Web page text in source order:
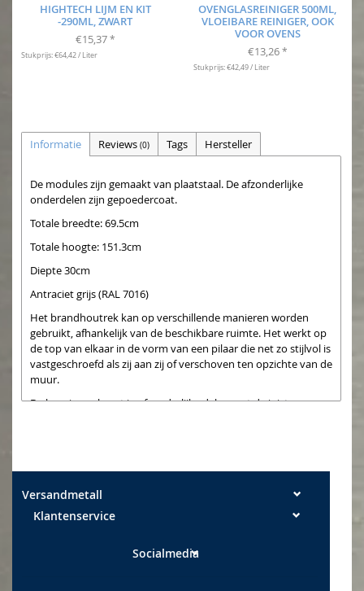
HIGHTECH LIJM EN KIT
-290ML, ZWART
€15,37 *
Stukprijs: €64,42 / Liter
OVENGLASREINIGER 500ML,
VLOEIBARE REINIGER, OOK
VOOR OVENS
€13,26 *
Stukprijs: €42,49 / Liter
Informatie Reviews (0) Tags Hersteller
De modules zijn gemaakt van plaatstaal. De afzonderlijke
onderdelen zijn gepoedercoat.
Totale breedte: 69.5cm
Totale hoogte: 151.3cm
Diepte 30cm
Antraciet grijs (RAL 7016)
Het brandhoutrek kan op verschillende manieren worden
gebruikt, afhankelijk van de beschikbare ruimte. Het werkt op
de top van elkaar in de vorm van een pilaar die net zo stijlvol is
vastgeschroefd als zij aan zij of verschoven ten opzichte van de
muur.
De levering gebeurt in afzonderlijke delen met de juiste
Versandmetall
Klantenservice
Socialmedia